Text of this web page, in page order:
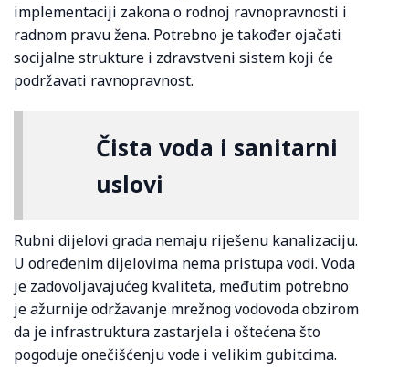
implementaciji zakona o rodnoj ravnopravnosti i
radnom pravu žena. Potrebno je također ojačati
socijalne strukture i zdravstveni sistem koji će
podržavati ravnopravnost.
Čista voda i sanitarni
uslovi
Rubni dijelovi grada nemaju riješenu kanalizaciju.
U određenim dijelovima nema pristupa vodi. Voda
je zadovoljavajućeg kvaliteta, međutim potrebno
je ažurnije održavanje mrežnog vodovoda obzirom
da je infrastruktura zastarjela i oštećena što
pogoduje onečišćenju vode i velikim gubitcima.